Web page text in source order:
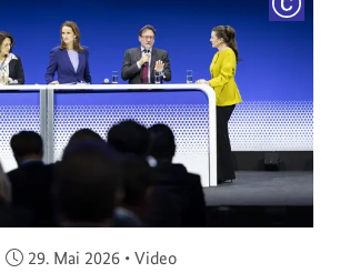
Veröffentlicht am:
29. Mai 2026 • Video